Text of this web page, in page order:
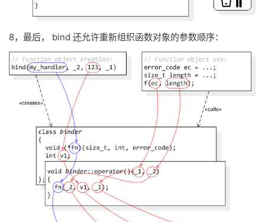
8，最后， bind 还允许重新组织函数对象的参数顺序：